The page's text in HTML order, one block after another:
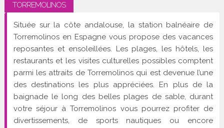
TORREMOLINOS
Située sur la côte andalouse, la station balnéaire de
Torremolinos en Espagne vous propose des vacances
reposantes et ensoleillées. Les plages, les hôtels, les
restaurants et les visites culturelles possibles comptent
parmi les attraits de Torremolinos qui est devenue l’une
des destinations les plus appréciées. En plus de la
baignade le long des belles plages de sable, durant
votre séjour à Torremolinos vous pourrez profiter de
divertissements, de sports nautiques ou encore